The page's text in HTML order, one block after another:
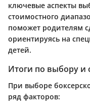
ключевые аспекты
стоимостного
поможет родителям
ориентируясь на
детей.
Итоги по выбору и
При выборе
ряд факторов: